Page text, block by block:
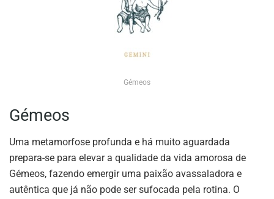
Gémeos
Gémeos
Uma metamorfose profunda e há muito aguardada
prepara-se para elevar a qualidade da vida amorosa de
Gémeos, fazendo emergir uma paixão avassaladora e
autêntica que já não pode ser sufocada pela rotina. O